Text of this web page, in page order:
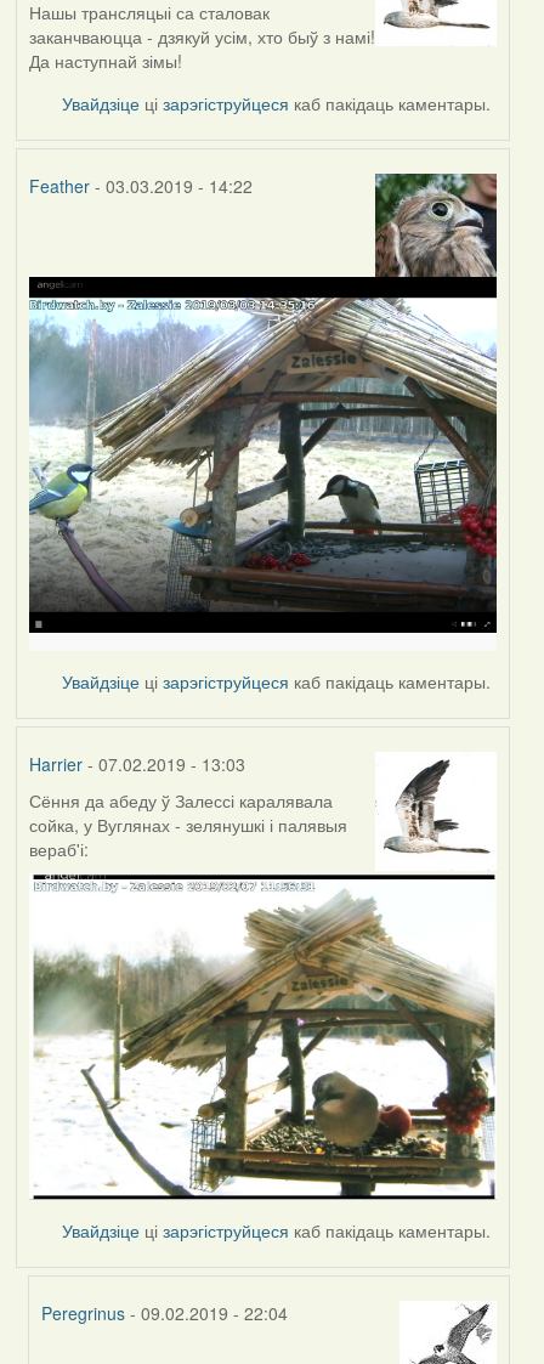
Нашы трансляцыі са сталовак
заканчваюцца - дзякуй усім, хто быў з намі!
Да наступнай зімы!
Увайдзіце цізарэгіструйцеся каб пакідаць каментары.
Feather- 03.03.2019 - 14:22
Увайдзіце цізарэгіструйцеся каб пакідаць каментары.
Harrier- 07.02.2019 - 13:03
Сёння да абеду ў Залессі каралявала
сойка, у Вуглянах - зелянушкі і палявыя
вераб'і:
Увайдзіце цізарэгіструйцеся каб пакідаць каментары.
Peregrinus - 09.02.2019 - 22:04